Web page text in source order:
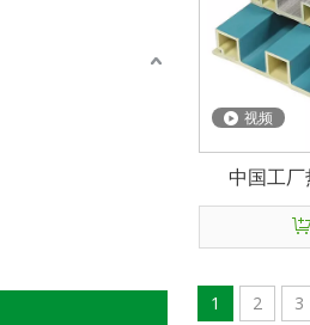
视频
中国工
1 2 3